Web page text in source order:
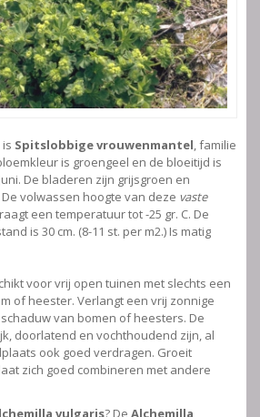
Spitslobbige vrouwenmantel, familie
is groengeel en de bloeitijd is
De bladeren zijn grijsgroen en
volwassen hoogte van deze vaste
een temperatuur tot -25 gr. C. De
is 30 cm. (8-11 st. per m2.) Is matig
voor vrij open tuinen met slechts een
of heester. Verlangt een vrij zonnige
van bomen of heesters. De
doorlatend en vochthoudend zijn, al
ook goed verdragen. Groeit
zich goed combineren met andere
vulgaris? De Alchemilla